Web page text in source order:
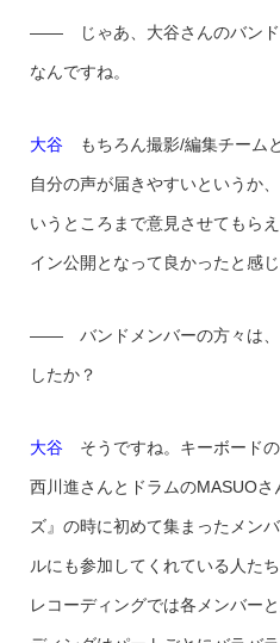
—— じゃあ、大谷さんのバンド
なんですね。
大谷もちろん撮影/編集チームと
自分の声が届きやすいというか
いうところまで意見させてもら
イン公開となって良かったと感じ
—— バンドメンバーの方々は、
したか？
大谷そうですね。キーボードの
西川進さんとドラムのMASUO
ズ』の時に初めて集まったメン
ルにも参加してくれている人た
レコーディングでは各メンバー